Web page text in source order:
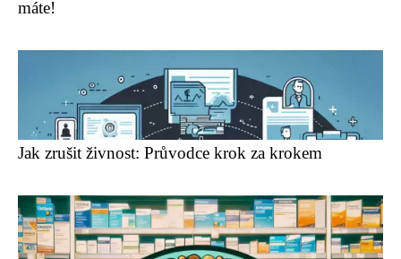
máte!
Jak zrušit živnost: Průvodce krok za krokem